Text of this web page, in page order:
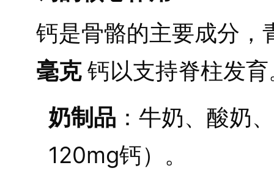
钙是骨骼的主要成分，
毫克 钙以支持脊柱发
奶制品 ：牛奶、酸奶
120mg钙）。